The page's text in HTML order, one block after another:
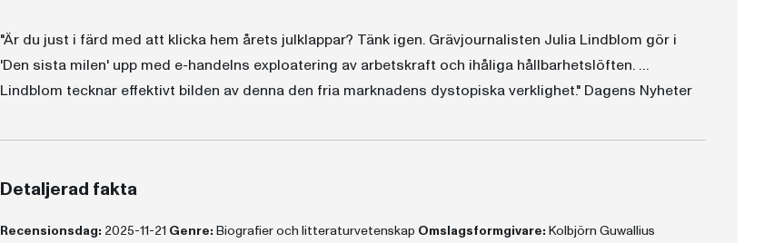
"Är du just i färd med att klicka hem årets julklappar? Tänk igen. Grävjournalisten Julia Lindblom gör i
'Den sista milen' upp med e-handelns exploatering av arbetskraft och ihåliga hållbarhetslöften. …
Lindblom tecknar effektivt bilden av denna den fria marknadens dystopiska verklighet." Dagens Nyheter
Detaljerad fakta
Recensionsdag: 2025-11-21 Genre: Biografier och litteraturvetenskap Omslagsformgivare: Kolbjörn Guwallius